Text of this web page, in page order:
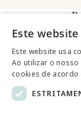
Este
Este website usa
Ao utilizar o
cookies de acordo